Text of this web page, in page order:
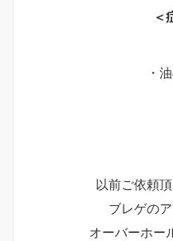
＜
・
以前ご依頼
ブレゲの
オーバーホー